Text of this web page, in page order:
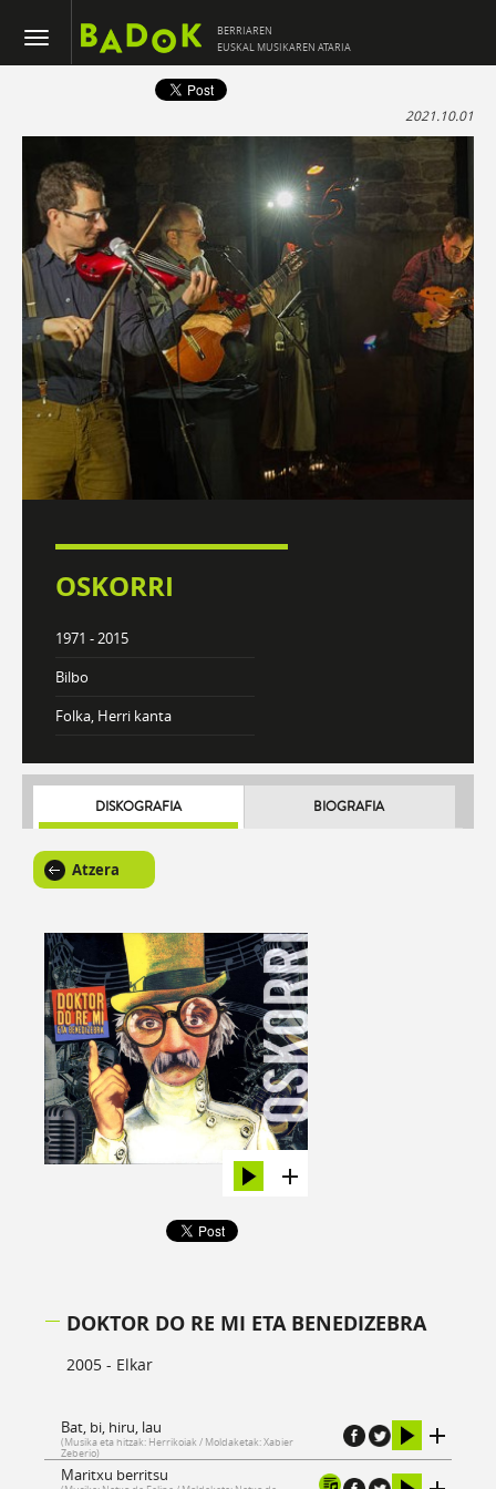
BERRIAREN
EUSKAL MUSIKAREN ATARIA
2021.10.01
OSKORRI
1971 - 2015
Bilbo
Folka, Herri kanta
DISKOGRAFIA BIOGRAFIA
Atzera
DOKTOR DO RE MI ETA BENEDIZEBRA
2005 - Elkar
Bat, bi, hiru, lau
(Musika eta hitzak: Herrikoiak / Moldaketak: Xabier
Zeberio)
Maritxu berritsu